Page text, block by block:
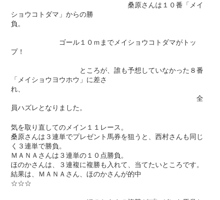
桑原さんは１０番「メイ
ショウコトダマ」からの勝
負。
ゴール１０ｍまでメイショウコトダマがトッ
プ！
ところが、誰も予想していなかった８番
「メイショウヨウホウ」に差さ
れ、
全
員ハズレとなりました。
気を取り直してのメイン１１レース。
桑原さんは３連単でプレゼント馬券を狙うと、西村さんも同じ
く３連単で勝負。
ＭＡＮＡさんは３連単の１０点勝負。
ほのかさんは、３連複に複勝も入れて、当てたいところです。
結果は、ＭＡＮＡさん、ほのかさんが的中
☆☆☆